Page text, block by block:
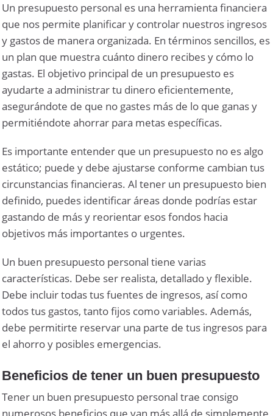
Un presupuesto personal es una herramienta financiera
que nos permite planificar y controlar nuestros ingresos
y gastos de manera organizada. En términos sencillos, es
un plan que muestra cuánto dinero recibes y cómo lo
gastas. El objetivo principal de un presupuesto es
ayudarte a administrar tu dinero eficientemente,
asegurándote de que no gastes más de lo que ganas y
permitiéndote ahorrar para metas específicas.
Es importante entender que un presupuesto no es algo
estático; puede y debe ajustarse conforme cambian tus
circunstancias financieras. Al tener un presupuesto bien
definido, puedes identificar áreas donde podrías estar
gastando de más y reorientar esos fondos hacia
objetivos más importantes o urgentes.
Un buen presupuesto personal tiene varias
características. Debe ser realista, detallado y flexible.
Debe incluir todas tus fuentes de ingresos, así como
todos tus gastos, tanto fijos como variables. Además,
debe permitirte reservar una parte de tus ingresos para
el ahorro y posibles emergencias.
Beneficios de tener un buen presupuesto
Tener un buen presupuesto personal trae consigo